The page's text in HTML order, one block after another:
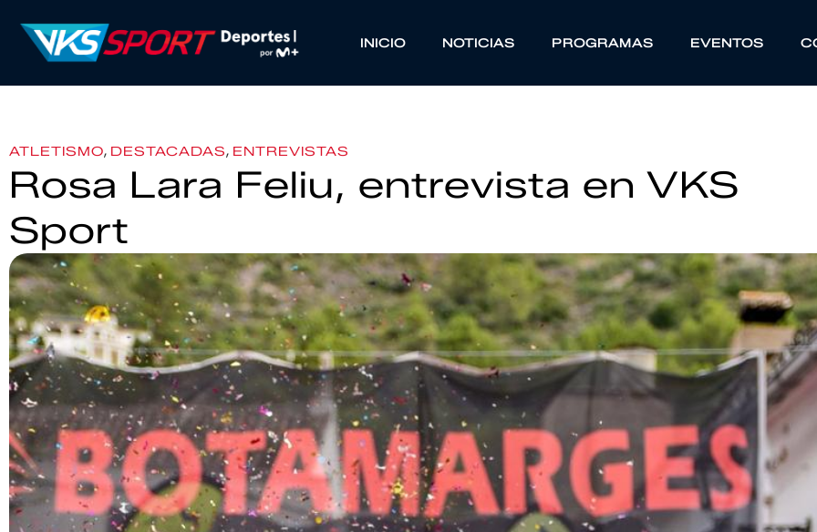
INICIO NOTICIAS PROGRAMAS EVENTOS
ATLETISMO, DESTACADAS, ENTREVISTAS
Rosa Lara Feliu, entrevista en VKS
Sport